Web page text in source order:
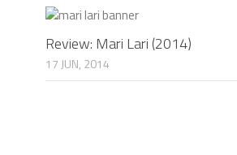
Review: Mari Lari (2014)
17 JUN, 2014